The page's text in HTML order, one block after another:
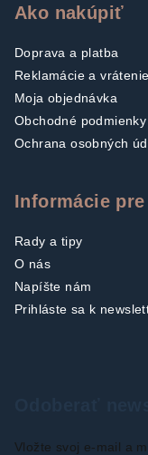
Ako nakúpiť
Doprava a platba
Reklamácie a vrátenie
Moja objednávka
Obchodné podmienky
Ochrana osobných
Informácie
Rady a tipy
O nás
Napíšte nám
Prihláste sa k
Vložte svoj e-mail a